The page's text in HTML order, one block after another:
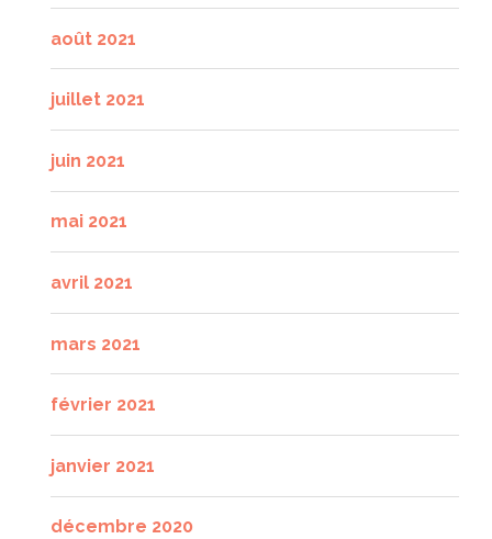
août 2021
juillet 2021
juin 2021
mai 2021
avril 2021
mars 2021
février 2021
janvier 2021
décembre 2020